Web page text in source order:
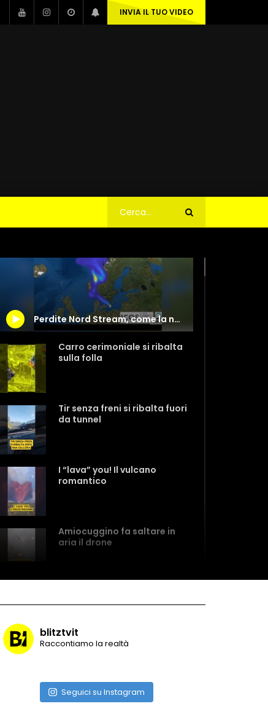
INVIA IL TUO VIDEO
Perdite Nord Stream, come la nube di metano si muoverà sull’Europa
Carro cerimoniale si ribalta
sulla folla
Tir senza freni si ribalta fuori
da tunnel
I “lava” you! Il vulcano
romantico
Amiocuggino fa saltare in
aria il drone
blitztvit
Raccontiamo la realtà
Seguici su Instagram